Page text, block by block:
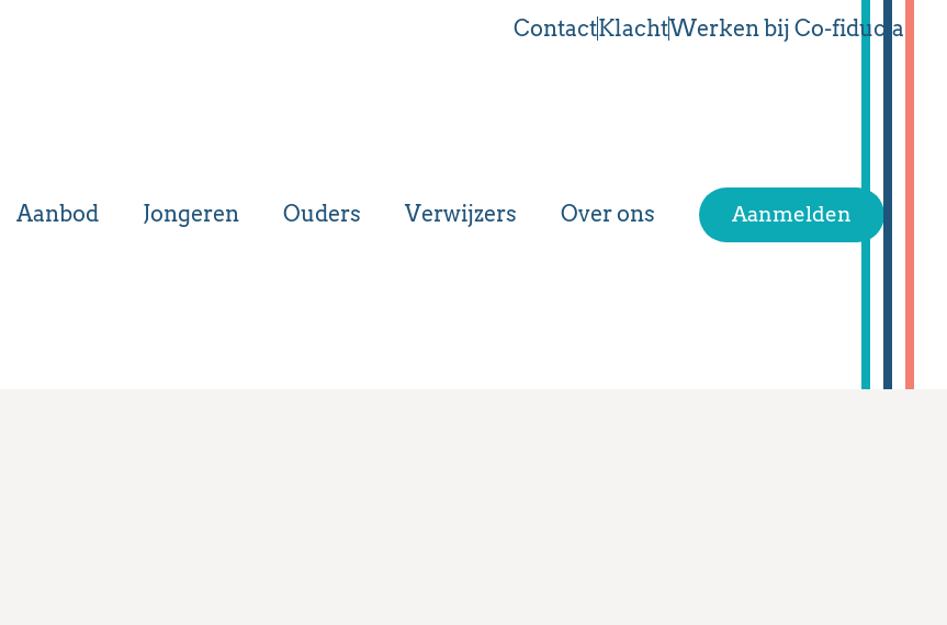
ContactKlachtWerken bij Co-fiducia
Aanbod Jongeren Ouders Verwijzers Over ons Aanmelden